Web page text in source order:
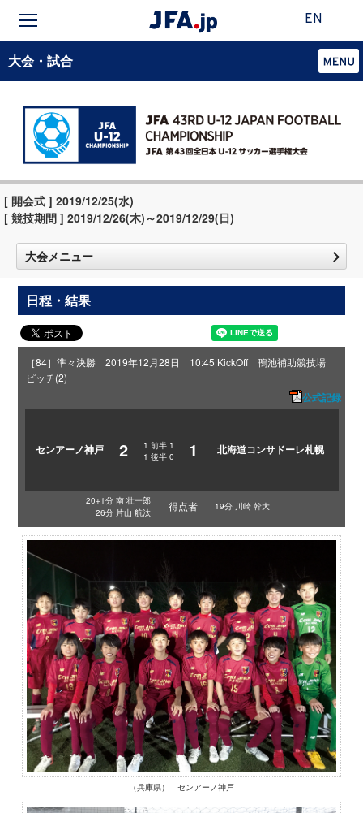
EN
大会・試合
[ 開会式 ] 2019/12/25(水)
[ 競技期間 ] 2019/12/26(木)～2019/12/29(日)
大会メニュー
日程・結果
［84］準々決勝 2019年12月28日 10:45 KickOff 鴨池補助競技場
ピッチ(2)
公式記録
センアーノ神戸 2 1 前半 1
1 後半 0 1 北海道コンサドーレ札幌
20+1分 南 壮一郎
26分 片山 航汰
得点者 19分 川崎 幹大
（兵庫県） センアーノ神戸